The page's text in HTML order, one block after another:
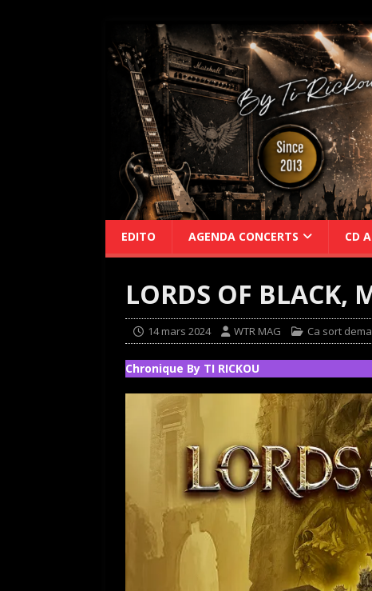
EDITO AGENDA CONCERTS CD
LORDS OF
14 mars 2024 WTR MAG Ca sort
Chronique By TI RICKOU